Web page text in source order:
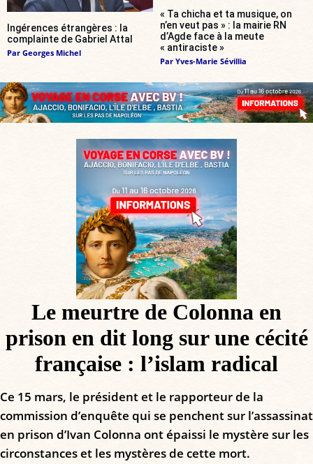
Ingérences étrangères : la
complainte de Gabriel Attal
Par Georges Michel
« Ta chicha et ta musique, on
n’en veut pas » : la mairie RN
d’Agde face à la meute
« antiraciste »
Par Yves-Marie Sévillia
Le meurtre de Colonna en
prison en dit long sur une cécité
française : l’islam radical
Ce 15 mars, le président et le rapporteur de la
commission d’enquête qui se penchent sur l’assassinat
en prison d’Ivan Colonna ont épaissi le mystère sur les
circonstances et les mystères de cette mort.